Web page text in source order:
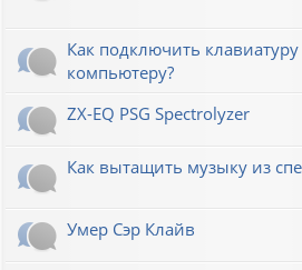
Как подключить клавиатуру
компьютеру?
ZX-EQ PSG Spectrolyzer
Как вытащить музыку из
Умер Сэр Клайв